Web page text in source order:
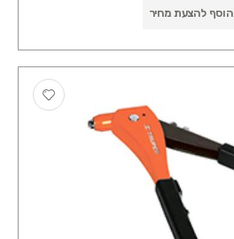
הוסף להצעת מחיר